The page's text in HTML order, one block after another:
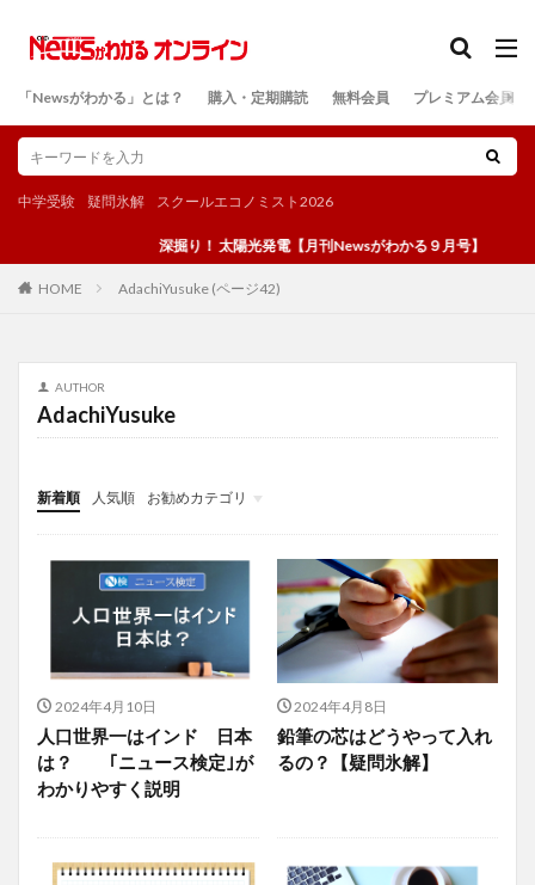
「Newsがわかる」とは？ 購入・定期購読 無料会員 プレミアム会員
中学受験 疑問氷解 スクールエコノミスト2026
深掘り！ 太陽光発電【月刊Newsがわかる９月号】
HOME AdachiYusuke (ページ42)
AUTHOR
AdachiYusuke
新着順 人気順
お勧めカテゴリ
投稿
学び
マンガ
電子書籍
2024年4月10日
人口世界一はインド 日本
は？ ｢ニュース検定｣が
わかりやすく説明
2024年4月8日
鉛筆の芯はどうやって入れ
るの？【疑問氷解】
検索